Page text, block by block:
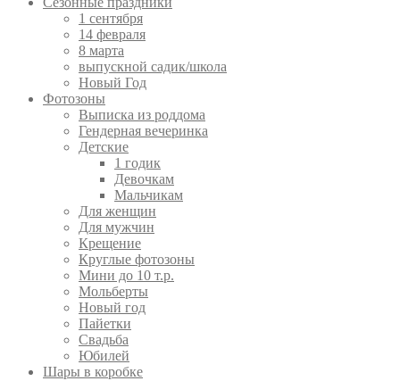
1 сентября
14 февраля
8 марта
выпускной садик/школа
Новый Год
Фотозоны
Выписка из роддома
Гендерная вечеринка
Детские
1 годик
Девочкам
Мальчикам
Для женщин
Для мужчин
Крещение
Круглые фотозоны
Мини до 10 т.р.
Мольберты
Новый год
Пайетки
Свадьба
Юбилей
Шары в коробке